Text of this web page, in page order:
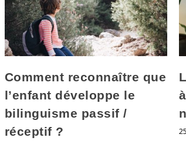
Comment reconnaître que
l’enfant développe le
bilinguisme passif /
réceptif ?